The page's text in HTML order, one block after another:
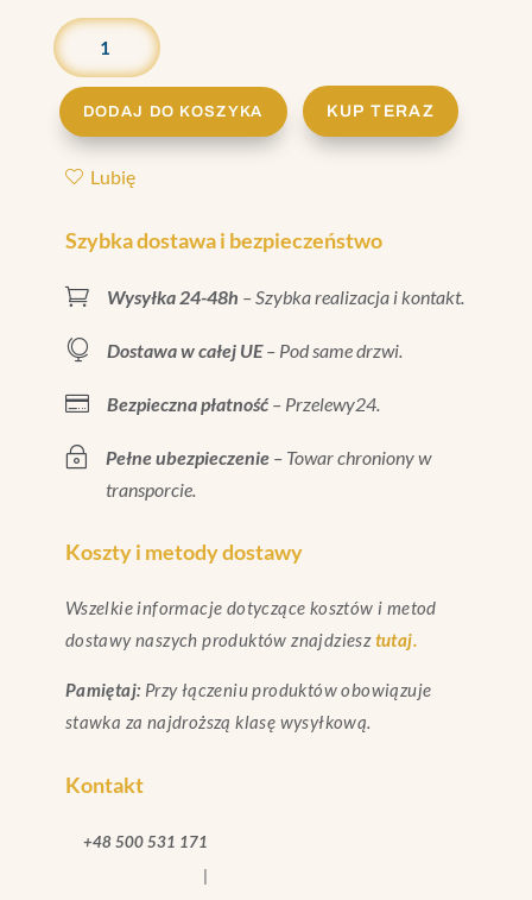
PIERŚCIEŃ
UTRZYMUJĄCY
METALOWY
28
MM
FC.045.028
DODAJ DO KOSZYKA KUP TERAZ
Lubię
Szybka dostawa i bezpieczeństwo
 Wysyłka 24-48h – Szybka realizacja i kontakt.
 Dostawa w całej UE– Pod same drzwi.
 Bezpieczna płatność– Przelewy24.
~ Pełne ubezpieczenie– Towar chroniony w
transporcie.
Koszty i metody dostawy
Wszelkie informacje dotyczące kosztów i metod
dostawy naszych produktów znajdziesztutaj.
Pamiętaj: Przy łączeniu produktów obowiązuje
stawka za najdroższą klasę wysyłkową.
Kontakt
+48 500 531 171